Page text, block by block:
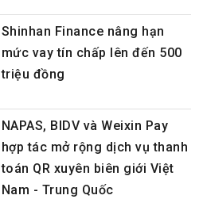
Shinhan Finance nâng hạn
mức vay tín chấp lên đến 500
triệu đồng
NAPAS, BIDV và Weixin Pay
hợp tác mở rộng dịch vụ thanh
toán QR xuyên biên giới Việt
Nam - Trung Quốc